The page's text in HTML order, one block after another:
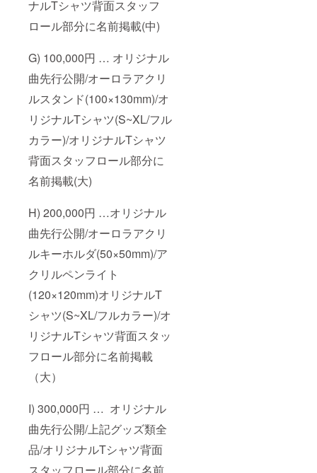
ナルTシャツ背面スタッフ
ロール部分に名前掲載(中)
G) 100,000円 … オリジナル
曲先行公開/オーロラアクリ
ルスタンド(100×130mm)/オ
リジナルTシャツ(S~XL/フル
カラー)/オリジナルTシャツ
背面スタッフロール部分に
名前掲載(大)
H) 200,000円 …オリジナル
曲先行公開/オーロラアクリ
ルキーホルダ(50×50mm)/ア
クリルペンライト
(120×120mm)オリジナルT
シャツ(S~XL/フルカラー)/オ
リジナルTシャツ背面スタッ
フロール部分に名前掲載
（大）
I) 300,000円 … オリジナル
曲先行公開/上記グッズ類全
品/オリジナルTシャツ背面